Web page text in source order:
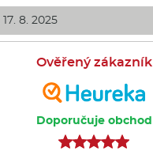
17. 8. 2025
Ověřený zákazník
Doporučuje obchod